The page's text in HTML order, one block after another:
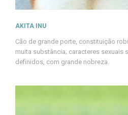
AKITA INU
Cão de grande porte, constituição
muita substância; caracteres sexuais
definidos, com grande nobreza.